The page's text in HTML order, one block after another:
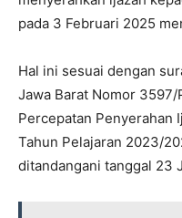
pada 3 Februari 2025
Hal ini sesuai dengan
Jawa Barat Nomor
Percepatan Penyerahan
Tahun Pelajaran 2023/
ditandangani tanggal 23